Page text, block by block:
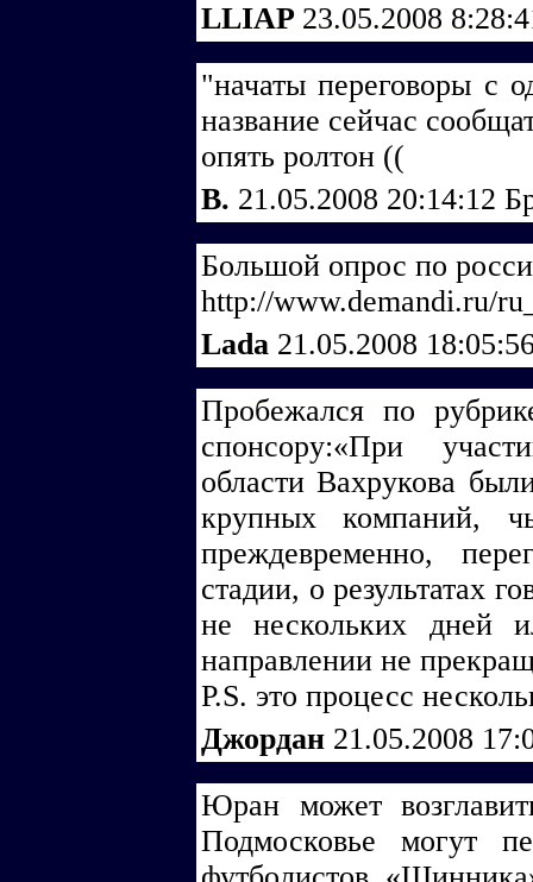
LLIAP 23.05.2008
"начаты переговоры с
название сейчас
опять ролтон ((
В. 21.05.2008 20:14:12
Большой опрос по
http://www.demandi.ru/
Lada 21.05.2008
Пробежался по
спонсору:«При
области Вахрукова
крупных компаний,
преждевременно,
стадии, о результатах
не нескольких дней
направлении не
P.S. это процесс
Джордан 21.05.2008
Юран может
Подмосковье могут